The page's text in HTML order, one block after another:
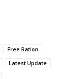
Free Ration
Latest Update